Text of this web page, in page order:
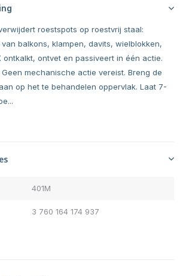
roestspots op roestvrij staal:
balkons, klampen, davits, wielblokken,
ontkalkt, ontvet en passiveert in één actie.
mechanische actie vereist. Breng de
op het te behandelen oppervlak. Laat 7-
401M
3 760 164 174 937